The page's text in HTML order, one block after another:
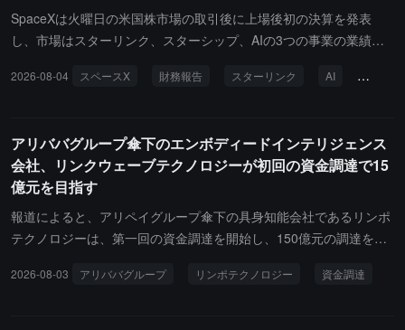
SpaceXは火曜日の米国株市場の取引後に上場後初の決算を発表
し、市場はスターリンク、スターシップ、AIの3つの事業の業績に
に調整され、月曜日の終値は114.53ドルで、発行価格の135ドルよ
益が約69億ドルになると予測しており、主にスターリンクによって
推進されています。AI事業に関しては、SpaceXは以前にxAIを買収
し、GoogleやAnthropicなどと計算能力供給の協力を結び、Q1のAI
事業収益は8.18億ドルに達しました。さらに、スターシップの第13
回試験飛行が最近完了しましたが、ブースターの回収にはハードラ
にロックアップ期間の解除を迎え、約9.11億株（市場価値約1000億
2026-08-04 スペースX 財務報告 スターリンク AI 株価
アリババグループ傘下のエンボディードインテリジェンス
会社、リンクウェーブテクノロジーが初回の資金調達で15
億元を目指す
報道によると、アリペイグループ傘下の具身知能会社であるリンポ
テクノロジーは、第一回の資金調達を開始し、150億元の調達を計
目指しています。報道は、リンポが現在、ロボットの感知、理解、
2026-08-03 アリババグループ リンポテクノロジー 資金調達